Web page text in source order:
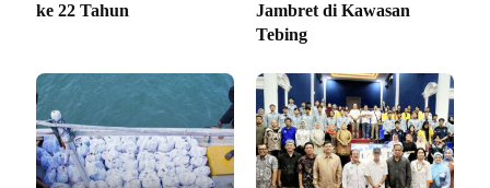
ke 22 Tahun
Jambret di Kawasan
Tebing